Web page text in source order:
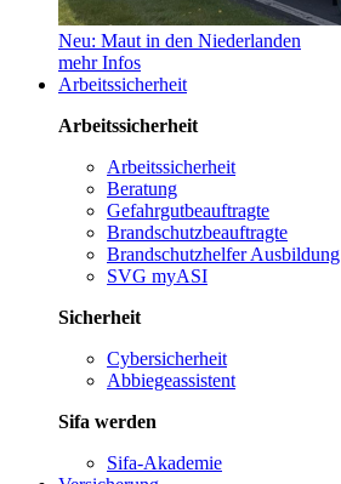
Neu: Maut in den Niederlanden
mehr Infos
Arbeitssicherheit
Arbeitssicherheit
Arbeitssicherheit
Beratung
Gefahrgutbeauftragte
Brandschutzbeauftragte
Brandschutzhelfer Ausbildung
SVG myASI
Sicherheit
Cybersicherheit
Abbiegeassistent
Sifa werden
Sifa-Akademie